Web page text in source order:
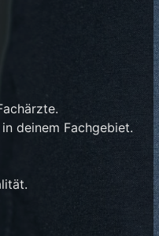
deinem Fachgebiet.